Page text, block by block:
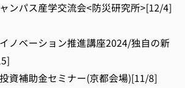
ンパス産学交流会<防災研究所>[12/4]
ノベーション推進講座2024/独自の新
資補助金セミナー(京都会場)[11/8]